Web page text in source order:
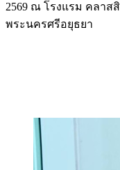
2569 ณ โรงแรม คลาส
พระนครศรีอยุธยา